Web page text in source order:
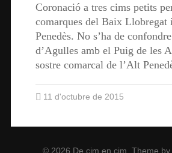
Coronació a tres cims petits
comarques del Baix Llobregat
Penedès. No s’ha de
d’Agulles amb el Puig de les
sostre comarcal de l’Alt
11 d'octubre de 2015
© 2026 De cim en cim . Theme by